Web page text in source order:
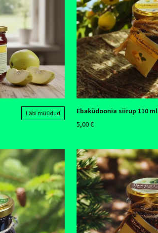
Läbi müüdud
Ebaküdoonia siirup 110 ml
5,00 €